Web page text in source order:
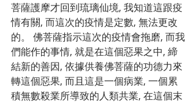
菩薩護摩才回到琉璃仙境, 我知道這跟疫
情有關, 而這次的疫情是定數, 無法更改
的。 佛菩薩指示這次的疫情會拖磨, 而我
們能作的事情, 就是在這個惡果之中, 締
結新的善因, 依據供養佛菩薩的功德力來
轉這個惡果, 而且這是一個病業, 一個累
積無數殺業所導致的人類共業, 在這個末